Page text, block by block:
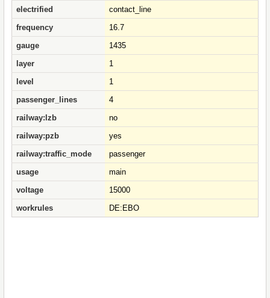
electrified
contact_line
frequency
16.7
gauge
1435
layer
1
level
1
passenger_lines
4
railway:lzb
no
railway:pzb
yes
railway:traffic_mode
passenger
usage
main
voltage
15000
workrules
DE:EBO